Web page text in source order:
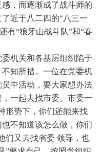
，而逐渐成了战斗师的
近于八二四的“八三一
有“狼牙山战斗队”和“春
机关和各基层组织陷于
知所措。一位在党委机
中活动，要大家想办法
一起去找市委。市委一
形势下，你们还能来找
不知道该怎么做，你们
们又去找省委 领导，也